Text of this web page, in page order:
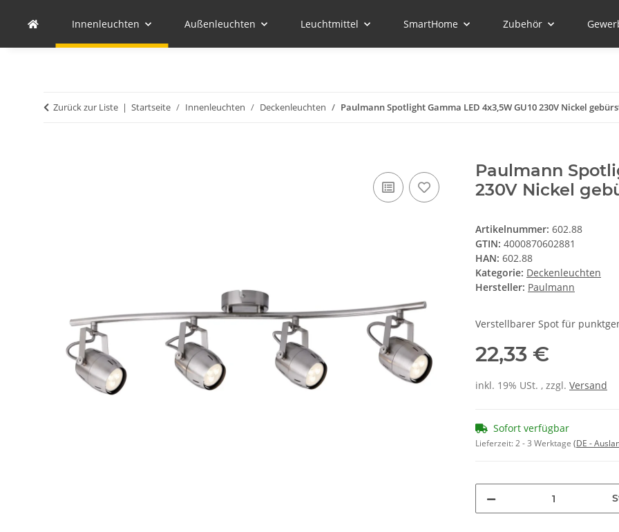
Innenleuchten Außenleuchten Leuchtmittel SmartHome Zubehör
Zurück zur Liste Startseite Innenleuchten Deckenleuchten Paulmann Spotlight Gamma LED 4x3,5W GU10 230V Nickel
Paulmann
230V Nickel
Artikelnummer: 602.88
GTIN: 4000870602881
HAN: 602.88
Kategorie: Deckenleuchten
Hersteller: Paulmann
Verstellbarer Spot für
22,33 €
inkl. 19% USt. , zzgl. Versand
Sofort verfügbar
Lieferzeit:2 - 3 Werktage (DE -